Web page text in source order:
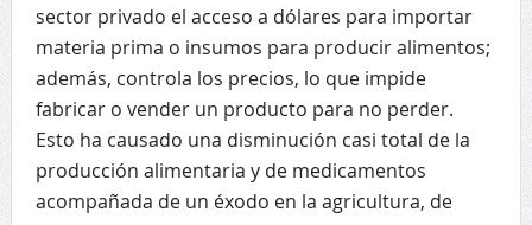
sector privado el acceso a dólares para importar
materia prima o insumos para producir alimentos;
además, controla los precios, lo que impide
fabricar o vender un producto para no perder.
Esto ha causado una disminución casi total de la
producción alimentaria y de medicamentos
acompañada de un éxodo en la agricultura, de